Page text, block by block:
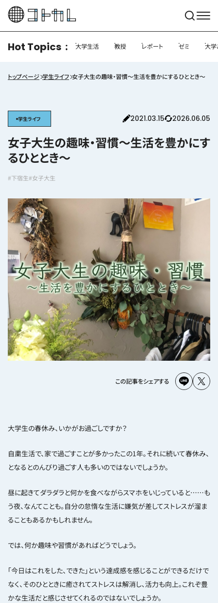
Hot Topics 大学生活 教授 レポート ゼミ 大学
トップページ 学生ライフ 女子大生の趣味・習慣〜生活を豊かにするひととき〜
学生ライフ 2021.03.15 2026.06.05
女子大生の趣味・習慣〜生活を豊かにす
るひととき〜
#下宿生#女子大生
この記事をシェアする
大学生の春休み、いかがお過ごしですか？
自粛生活で、家で過ごすことが多かったこの1年。それに続いて春休み、
となるとのんびり過ごす人も多いのではないでしょうか。
昼に起きてダラダラと何かを食べながらスマホをいじっていると……も
う夜、なんてことも。自分の怠惰な生活に嫌気が差してストレスが溜ま
ることもあるかもしれません。
では、何か趣味や習慣があればどうでしょう。
「今日はこれをした、できた」という達成感を感じることができるだけで
なく、そのひとときに癒されてストレスは解消し、活力も向上。これぞ豊
かな生活だと感じさせてくれるのではないでしょうか。